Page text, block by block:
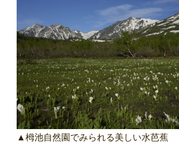
▲栂池自然園でみられる美しい水芭蕉